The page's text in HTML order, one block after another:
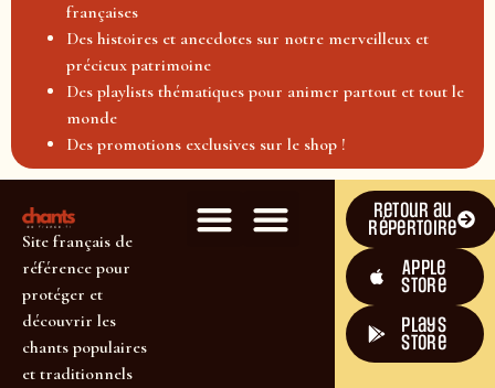
françaises
Des histoires et anecdotes sur notre merveilleux et
précieux patrimoine
Des playlists thématiques pour animer partout et tout le
monde
Des promotions exclusives sur le shop !
Site français de
référence pour
protéger et
découvrir les
chants populaires
et traditionnels
Retour au
répertoire
Apple
Store
plays
store